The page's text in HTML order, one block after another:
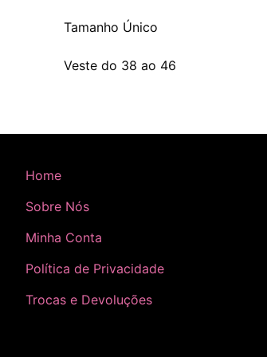
Tamanho Único
Veste do 38 ao 46
Home
Sobre Nós
Minha Conta
Política de Privacidade
Trocas e Devoluções